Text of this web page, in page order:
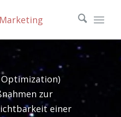
Optimization)
zur
einer